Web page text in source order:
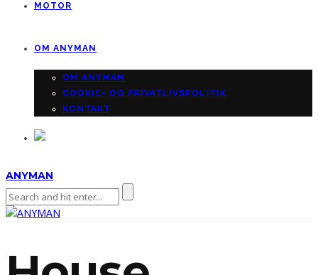
MOTOR
OM ANYMAN
OM ANYMAN
COOKIE- OG PRIVATLIVSPOLITIK
KONTAKT
ANYMAN